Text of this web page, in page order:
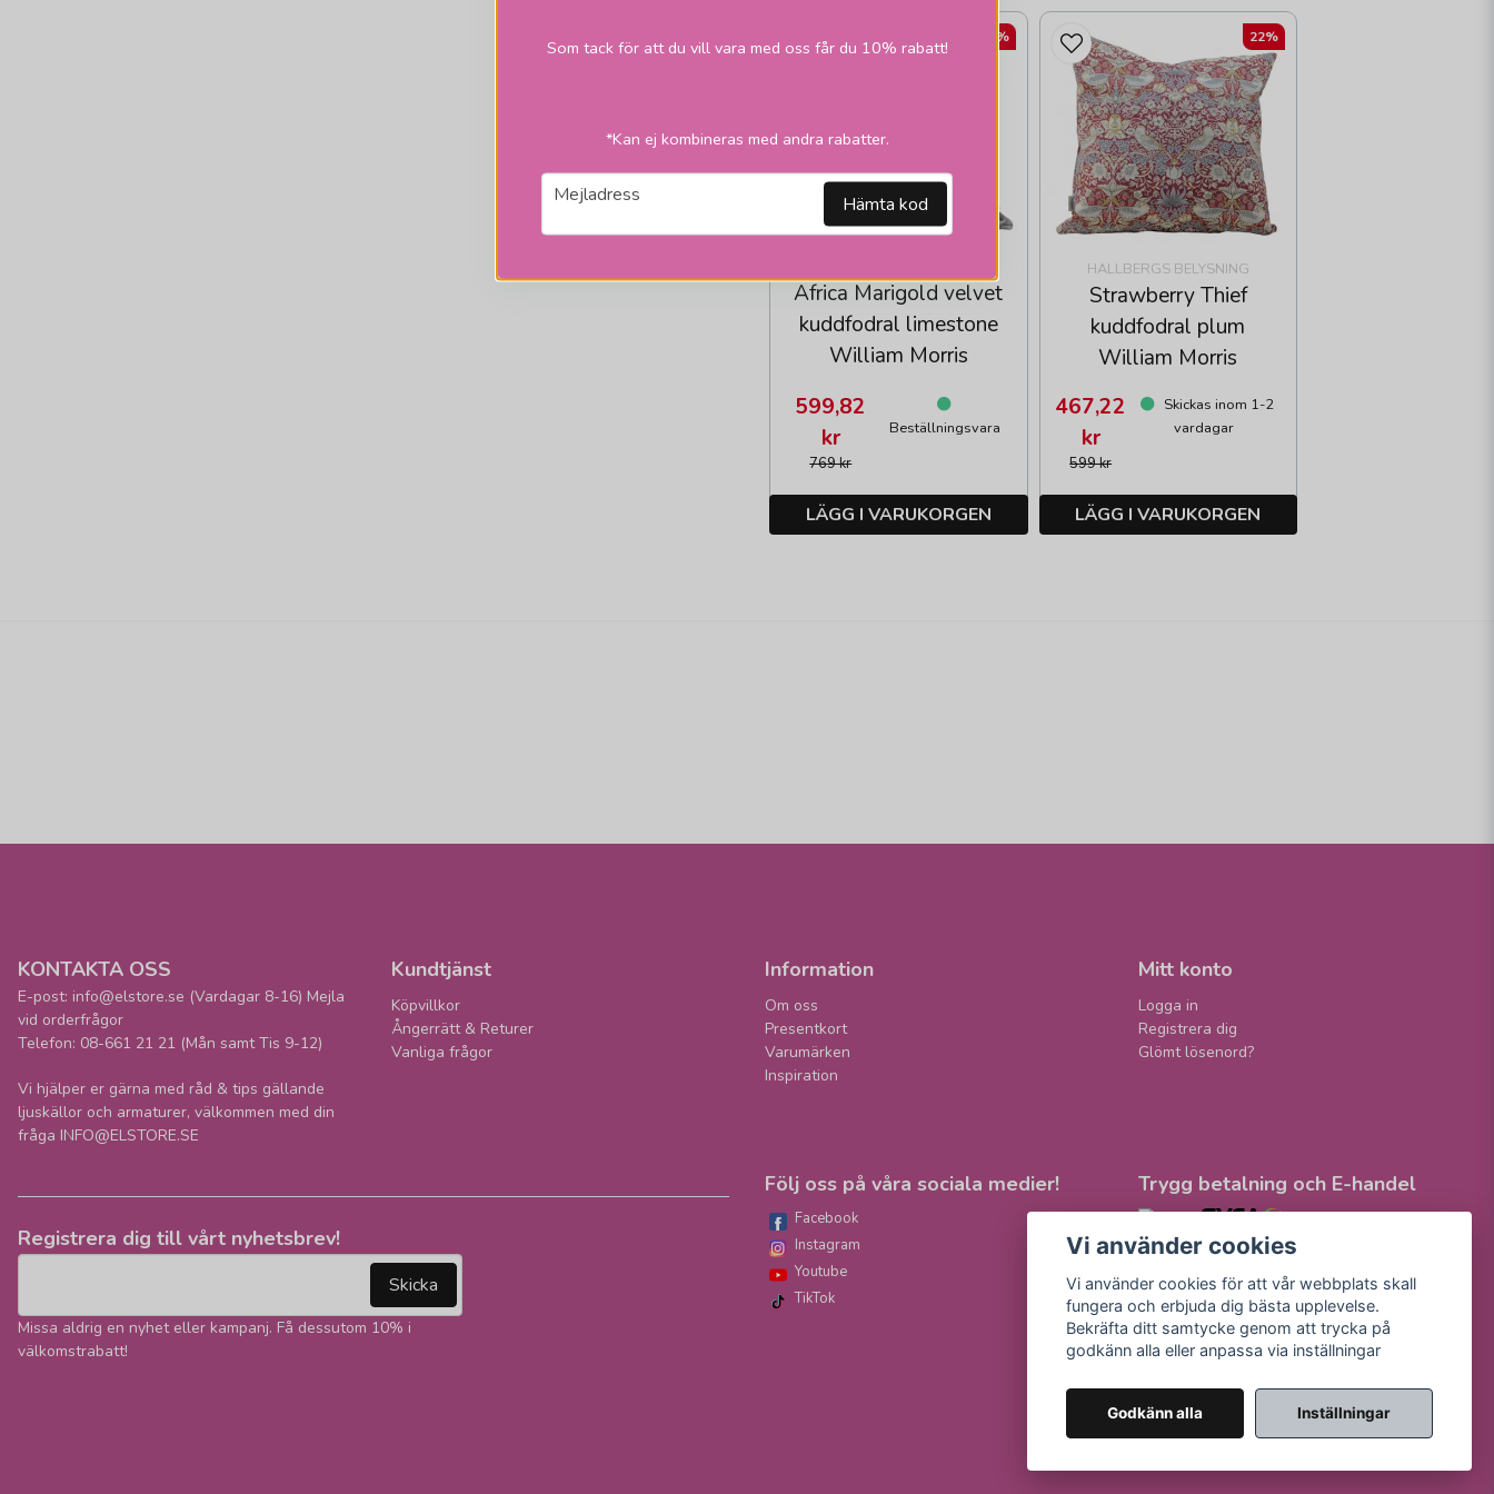
Africa Marigold velvet
kuddfodral limestone
William Morris
769 kr
599,82
kr
Beställningsvara
LÄGG I VARUKORGEN
22%
HALLBERGS BELYSNING
Strawberry Thief
kuddfodral plum
William Morris
599 kr
467,22
kr
Skickas inom 1-2
vardagar
LÄGG I VARUKORGEN
22%
Som tack för att du vill vara med oss får du 10% rabatt!
*Kan ej kombineras med andra rabatter.
email
Mejladress Hämta kod
KONTAKTA OSS
E-post: info@elstore.se (Vardagar 8-16) Mejla
vid orderfrågor
Telefon: 08-661 21 21 (Mån samt Tis 9-12)
Vi hjälper er gärna med råd & tips gällande
ljuskällor och armaturer, välkommen med din
fråga INFO@ELSTORE.SE
Kundtjänst
Köpvillkor
Ångerrätt & Returer
Vanliga frågor
Information
Om oss
Presentkort
Varumärken
Inspiration
Mitt konto
Logga in
Registrera dig
Glömt lösenord?
Registrera dig till vårt nyhetsbrev!
Skicka
Missa aldrig en nyhet eller kampanj. Få dessutom 10% i
välkomstrabatt!
Följ oss på våra sociala medier!
Facebook
Instagram
Youtube
TikTok
Trygg betalning och E-handel
Vi använder cookies
Vi använder cookies för att vår webbplats skall
fungera och erbjuda dig bästa upplevelse.
Bekräfta ditt samtycke genom att trycka på
godkänn alla eller anpassa via inställningar
Godkänn alla Inställningar